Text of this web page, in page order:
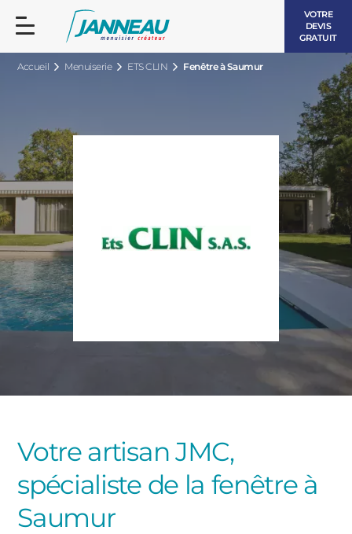
VOTRE
DEVIS
GRATUIT
Accueil Menuiserie ETS CLIN Fenêtre à Saumur
Votre artisan JMC,
spécialiste de la fenêtre à
Saumur
FENÊTRES ET PORTES-FENÊTRES
BAIES VITRÉES
PORTES D’ENTRÉELES INTEMPORELLES
VOLETS ROULANTS
PERGOLAS
CLÔTURES